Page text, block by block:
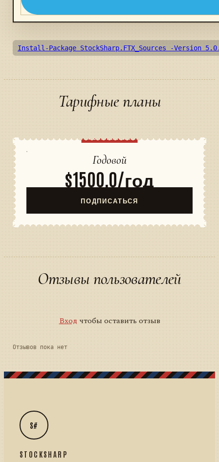
Install-Package StockSharp.FTX_Sources -Version
Тарифные планы
ПОПУЛЯРНЫЙ
Годовой
$1500,0/год
ПОДПИСАТЬСЯ
Отзывы пользователей
Вход чтобы оставить отзыв
Отзывов пока нет
S#
STOCKSHARP